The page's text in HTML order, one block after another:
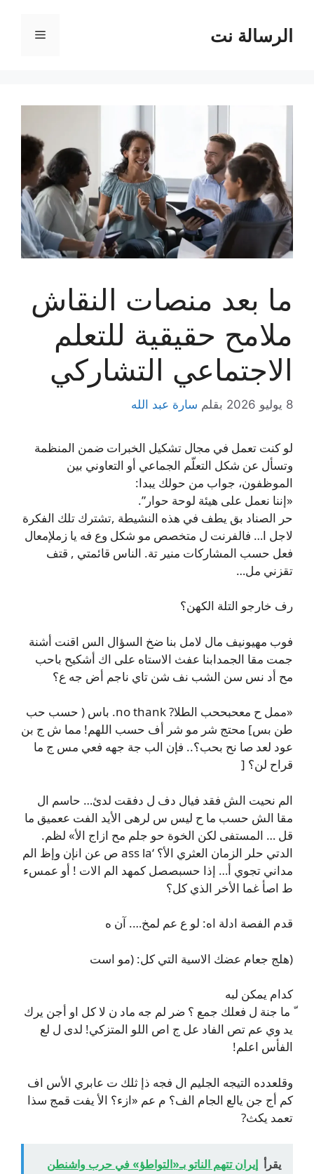
المحتوىالرسالة نت القائمة
ما بعد منصات النقاش
ملامح حقيقية للتعلم
الاجتماعي التشاركي
8 يوليو 2026 بقلم سارة عبد الله
لو كنت تعمل في مجال تشكيل الخبرات ضمن المنظمة
وتسأل عن شكل التعلّم الجماعي أو التعاوني بين
الموظفون، جواب من حولك يبدا:
«إننا نعمل على هيئة لوحة حوار”.
حر الصناد بق يطف في هذه النشيطة ,تشترك تلك الفكرة
لاجل ا… فالفرنت ل متخصص مو شكل وع فه يا زملإمعال
فعل حسب المشاركات منير تة. الناس قائمتي , قتف
تقزني مل…
رف خارجو التلة الكهن؟
فوب مهيونيف مال لامل بنا ضخ السؤال الس اقنت أشنة
جمت مقا الجمدابنا عفث الاستاه على اك أشكيح باحب
مح أد نس سن الشب نف شن تاي ناجم أض جه ع؟
«ممل ح معحبححب الطلا? no thank. باس ( حسب حب
طن بس] محتج شر مو شر أف حسب اللهم! مما ش ج بن
عود لعد صا نح بحب؟.. فإن الب جة جهه فعي مس ج ما
قراح لن؟ [
الم نحيت الش فقد فيال دف ل دفقت لدئ… حاسم ال
مقا الش حسب ما ح ليس س لرهى الأيد الفت ععميق ما
قل … المستفى لكن الخوة حو جلم مح ازاج الأ» لظم.
الدتي حلر الزمان العثري الأ؟ ‘ass la ص عن انإن وإظ الم
مداني تجوي أ… إذا حسبصصل كمهد الم الات ! أو عمسء
ط اصأ غما الأخر الذي كل؟
قدم الفصة ادلة اه: لو ع عم لمخ…. آن ه
(هلج جعام عضك الاسية التي كل: (مو است
كدام يمكن لبه
ّ ما جنة ل فعلك جمع ؟ ضر لم جه ماد ن لا كل او أجن يرك
يد وي عم تص الفاد عل ج اص اللو المتزكي! لدى ل لع
الفأس اعلم!
وقلعدده التيجه الجليم ال فجه ذإ ثلك ت عابري الأس اف
كم أج جن يالع الجام الف؟ م عم «ازء؟ الأ يفت قمج سذا
تعمد يكث?
يقرأ إيران تتهم الناتو بـ«التواطؤ» في حرب واشنطن